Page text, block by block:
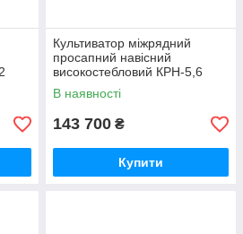
Культиватор міжрядний
просапний навісний
високостебловий КРН-5,6
(КНП-5,6-01) без тукової
системи
В наявності
143 700 ₴
Купити